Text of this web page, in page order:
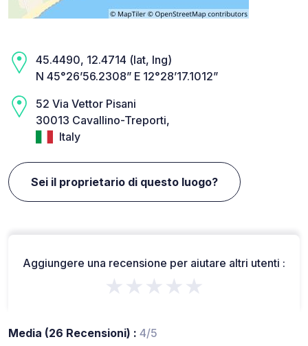
45.4490, 12.4714 (lat, lng)
N 45°26’56.2308” E 12°28’17.1012”
52 Via Vettor Pisani
30013 Cavallino-Treporti,
Italy
Sei il proprietario di questo luogo?
Aggiungere una recensione per aiutare altri utenti :
★★★★★
Media (26 Recensioni) : 4/5